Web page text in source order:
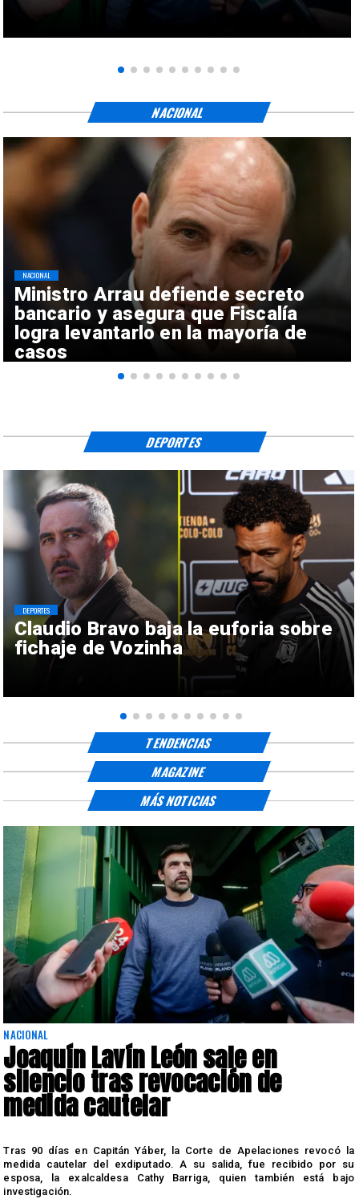
Ministro Arrau defiende secreto
bancario y asegura que Fiscalía
logra levantarlo en la mayoría de
casos
NACIONAL
NACIONAL
Claudio Bravo baja la euforia sobre
fichaje de Vozinha
DEPORTES
DEPORTES
TENDENCIAS
MAGAZINE
NACIONAL
Joaquín Lavín León sale en
silencio tras revocación de
medida cautelar
Tras 90 días en Capitán Yáber, la Corte de Apelaciones revocó la
medida cautelar del exdiputado. A su salida, fue recibido por su
esposa, la exalcaldesa Cathy Barriga, quien también está bajo
investigación.
MÁS NOTICIAS